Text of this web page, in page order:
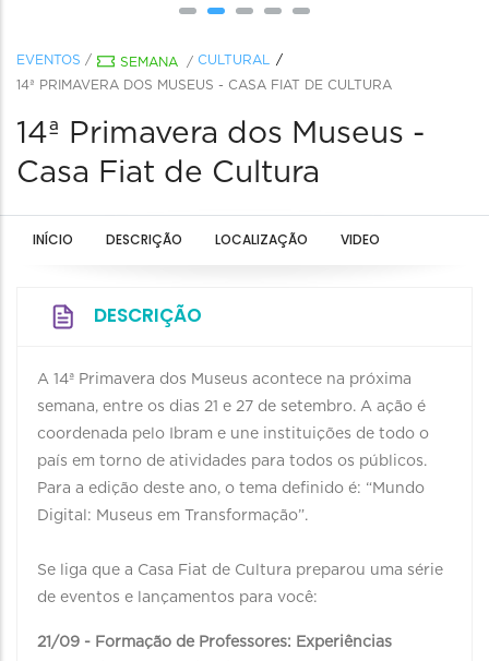
EVENTOS / SEMANA / CULTURAL
14ª PRIMAVERA DOS MUSEUS - CASA FIAT DE CULTURA
14ª Primavera dos Museus -
Casa Fiat de Cultura
INÍCIO DESCRIÇÃO LOCALIZAÇÃO VIDEO
DESCRIÇÃO
A 14ª Primavera dos Museus acontece na próxima
semana, entre os dias 21 e 27 de setembro. A ação é
coordenada pelo Ibram e une instituições de todo o
país em torno de atividades para todos os públicos.
Para a edição deste ano, o tema definido é: “Mundo
Digital: Museus em Transformação”.⠀
Se liga que a Casa Fiat de Cultura preparou uma série
de eventos e lançamentos para você:
21/09 - Formação de Professores: Experiências